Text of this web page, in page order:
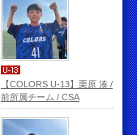
【COLORS U-13】栗原 湊 /
前所属チーム / CSA